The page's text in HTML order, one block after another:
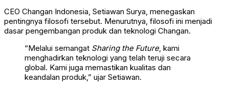
CEO Changan Indonesia, Setiawan Surya, menegaskan
pentingnya filosofi tersebut. Menurutnya, filosofi ini menjadi
dasar pengembangan produk dan teknologi Changan.
“Melalui semangat Sharing the Future, kami
menghadirkan teknologi yang telah teruji secara
global. Kami juga memastikan kualitas dan
keandalan produk,” ujar Setiawan.